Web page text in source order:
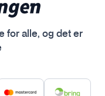
for alle, og det er